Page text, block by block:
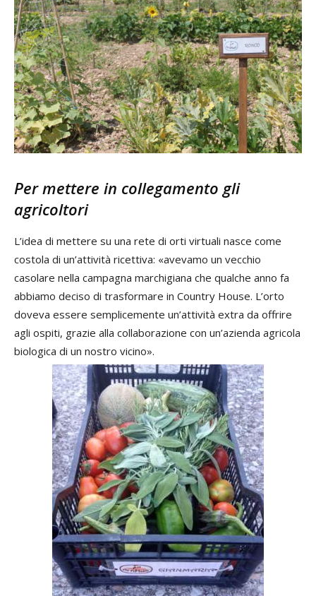
Per mettere in collegamento gli
agricoltori
L’idea di mettere su una rete di orti virtuali nasce come
costola di un’attività ricettiva: «avevamo un vecchio
casolare nella campagna marchigiana che qualche anno fa
abbiamo deciso di trasformare in Country House. L’orto
doveva essere semplicemente un’attività extra da offrire
agli ospiti, grazie alla collaborazione con un’azienda agricola
biologica di un nostro vicino».